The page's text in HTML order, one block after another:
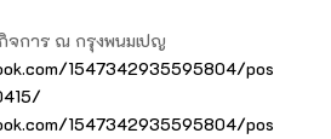
จการ ณ กรุงพนมเปญ
1547342935595804/pos
1547342935595804/pos